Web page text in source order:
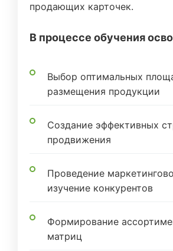
продающих карточек.
В процессе обучения
Выбор оптимальных
размещения продукции
Создание эффективных
продвижения
Проведение
изучение конкурентов
Формирование
матриц